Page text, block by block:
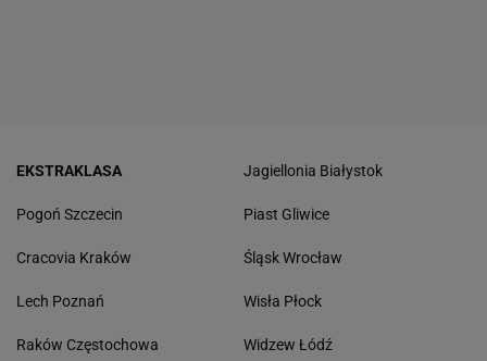
EKSTRAKLASA
Pogoń Szczecin
Cracovia Kraków
Lech Poznań
Raków Częstochowa
Jagiellonia Białystok
Piast Gliwice
Śląsk Wrocław
Wisła Płock
Widzew Łódź